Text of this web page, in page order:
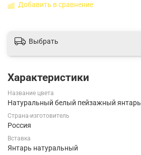
Добавить в сравнение
Выбрать
Характеристики
Название цвета
Натуральный белый пейзажный янтарь
Страна-изготовитель
Россия
Вставка
Янтарь натуральный